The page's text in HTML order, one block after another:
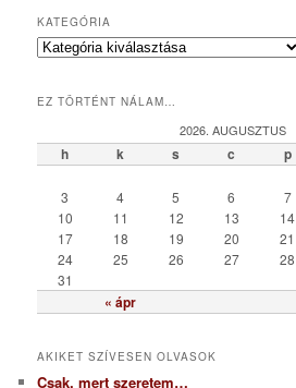
KATEGÓRIA
K
e
ó
r
EZ TÖRTÉNT NÁLAM…
2026. AUGUSZTUS
h k s c p
« ápr
3
4 5 6 7
10
11 12 13 14
17
18 19 20 21
24
25 26 27 28
31
AKIKET SZÍVESEN OLVASOK
Csak, mert szeretem…